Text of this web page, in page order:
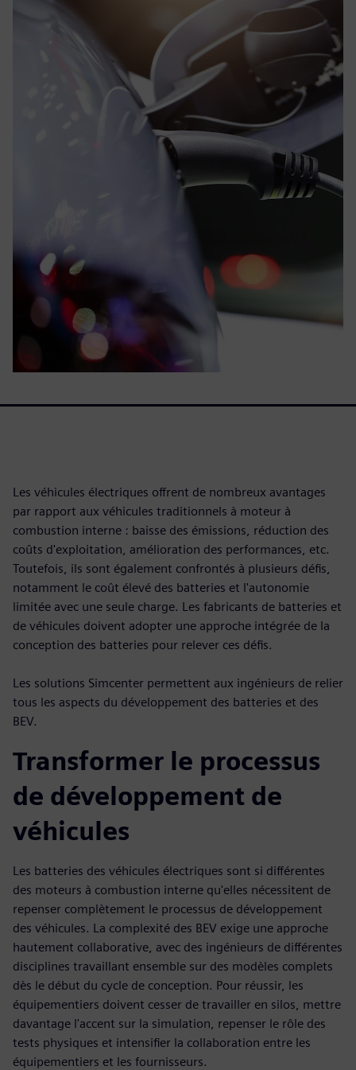
Les véhicules électriques offrent de nombreux avantages
par rapport aux véhicules traditionnels à moteur à
combustion interne : baisse des émissions, réduction des
coûts d'exploitation, amélioration des performances, etc.
Toutefois, ils sont également confrontés à plusieurs défis,
notamment le coût élevé des batteries et l'autonomie
limitée avec une seule charge. Les fabricants de batteries et
de véhicules doivent adopter une approche intégrée de la
conception des batteries pour relever ces défis.
Les solutions Simcenter permettent aux ingénieurs de relier
tous les aspects du développement des batteries et des
BEV.
Transformer le processus
de développement de
véhicules
Les batteries des véhicules électriques sont si différentes
des moteurs à combustion interne qu'elles nécessitent de
repenser complètement le processus de développement
des véhicules. La complexité des BEV exige une approche
hautement collaborative, avec des ingénieurs de différentes
disciplines travaillant ensemble sur des modèles complets
dès le début du cycle de conception. Pour réussir, les
équipementiers doivent cesser de travailler en silos, mettre
davantage l'accent sur la simulation, repenser le rôle des
tests physiques et intensifier la collaboration entre les
équipementiers et les fournisseurs.